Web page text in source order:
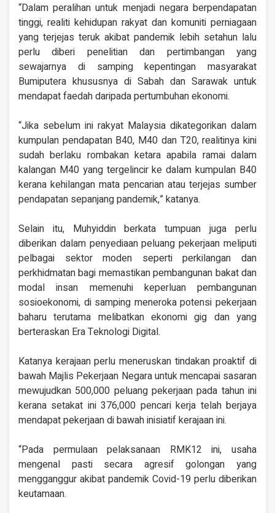
“Dalam peralihan untuk menjadi negara berpendapatan
tinggi, realiti kehidupan rakyat dan komuniti perniagaan
yang terjejas teruk akibat pandemik lebih setahun lalu
perlu diberi penelitian dan pertimbangan yang
sewajarnya di samping kepentingan masyarakat
Bumiputera khususnya di Sabah dan Sarawak untuk
mendapat faedah daripada pertumbuhan ekonomi.
“Jika sebelum ini rakyat Malaysia dikategorikan dalam
kumpulan pendapatan B40, M40 dan T20, realitinya kini
sudah berlaku rombakan ketara apabila ramai dalam
kalangan M40 yang tergelincir ke dalam kumpulan B40
kerana kehilangan mata pencarian atau terjejas sumber
pendapatan sepanjang pandemik,” katanya.
Selain itu, Muhyiddin berkata tumpuan juga perlu
diberikan dalam penyediaan peluang pekerjaan meliputi
pelbagai sektor moden seperti perkilangan dan
perkhidmatan bagi memastikan pembangunan bakat dan
modal insan memenuhi keperluan pembangunan
sosioekonomi, di samping meneroka potensi pekerjaan
baharu terutama melibatkan ekonomi gig dan yang
berteraskan Era Teknologi Digital.
Katanya kerajaan perlu meneruskan tindakan proaktif di
bawah Majlis Pekerjaan Negara untuk mencapai sasaran
mewujudkan 500,000 peluang pekerjaan pada tahun ini
kerana setakat ini 376,000 pencari kerja telah berjaya
mendapat pekerjaan di bawah inisiatif kerajaan ini.
“Pada permulaan pelaksanaan RMK12 ini, usaha
mengenal pasti secara agresif golongan yang
mengganggur akibat pandemik Covid-19 perlu diberikan
keutamaan.